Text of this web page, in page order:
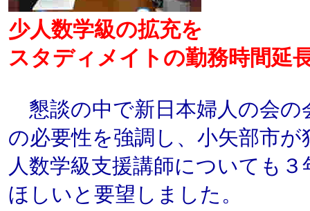
少人数学級の拡充を
スタディメイトの勤務時間延
懇談の中で新日本婦人の会の
の必要性を強調し、小矢部市
人数学級支援講師についても
ほしいと要望しました。